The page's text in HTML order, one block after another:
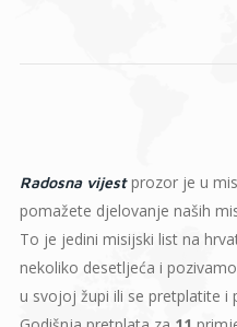
Radosna vijestprozor je u
pomažete djelovanje naših
To je jedini misijski list na
nekoliko desetljeća i
u svojoj župi ili se pretplatite i